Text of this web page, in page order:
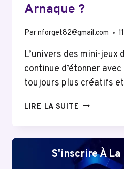
Arnaque ?
Parnforget82@gmail.com
L’univers des mini-jeux
continue d’étonner
toujours plus créatifs
LIRE LA SUITE CHICKEN
AVIS
&
TEST
S'inscrire À